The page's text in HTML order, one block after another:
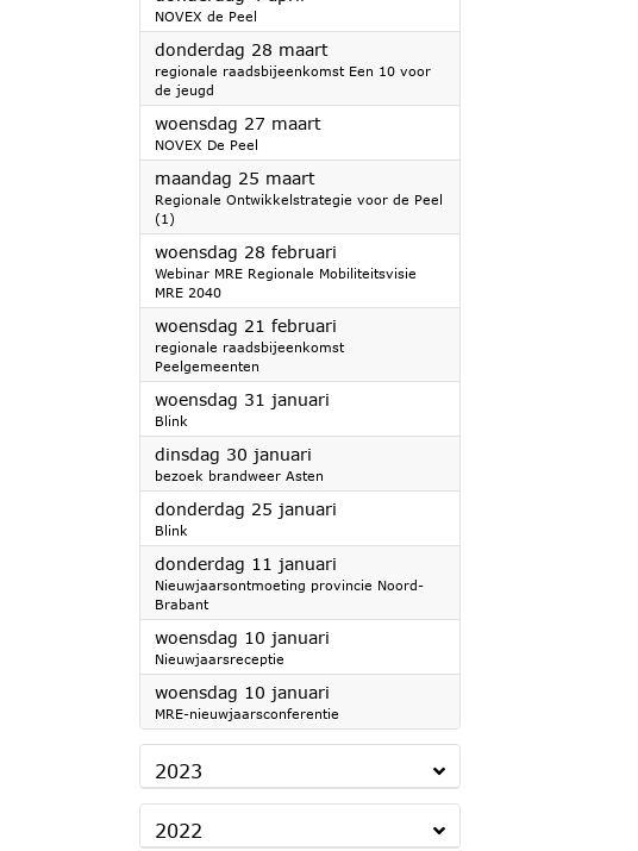
NOVEX de Peel
donderdag 28 maart2024
regionale raadsbijeenkomst Een 10 voor
de jeugd
woensdag 27 maart2024
NOVEX De Peel
maandag 25 maart2024
Regionale Ontwikkelstrategie voor de Peel
(1)
woensdag 28 februari
Webinar MRE Regionale Mobiliteitsvisie
MRE 2040
woensdag 21 februari
regionale raadsbijeenkomst
Peelgemeenten
woensdag 31 januari
Blink
dinsdag 30 januari
bezoek brandweer Asten
donderdag 25 januari
Blink
donderdag 11 januari
Nieuwjaarsontmoeting provincie Noord-
Brabant
woensdag 10 januari
Nieuwjaarsreceptie
woensdag 10 januari
MRE-nieuwjaarsconferentie
2023
2022